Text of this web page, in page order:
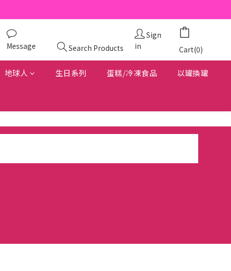
Message Search Products
Sign
in
Cart(0)
地球人 生日系列 蛋糕/冷凍食品 以罐換罐